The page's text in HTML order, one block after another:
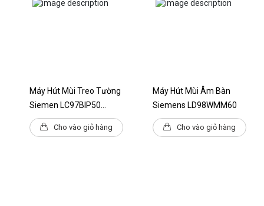
Mức cường độ âm thanh (trong
dừng/tắt
0.2 W
Loại đèn
LED
Số lượng đèn
Máy Hút Mùi Treo Tường
Siemen LC97BIP50
IQ500 - 90cm
Cho vào giỏ hàng
Máy Hút Mùi Âm Bàn
Siemens LD98WMM60
Cho vào giỏ hàng